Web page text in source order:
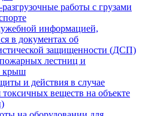
работы с грузами
информацией,
в документах об
защищенности (ДСП)
лестниц и
крыш
и действия в случае
веществ на объекте